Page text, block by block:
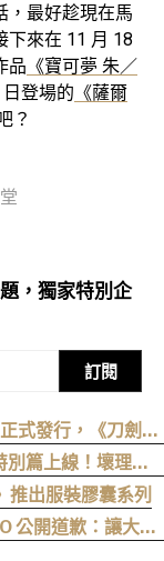
，最好趁現在馬
下來在 11 月 18
品 《寶可夢 朱／
登場的 《薩爾
？
，獨家特別企
訂閱
式發行，《刀劍神
最深的羈絆
篇上線！壞理版
出服裝膠囊系列
公開道歉：讓大家